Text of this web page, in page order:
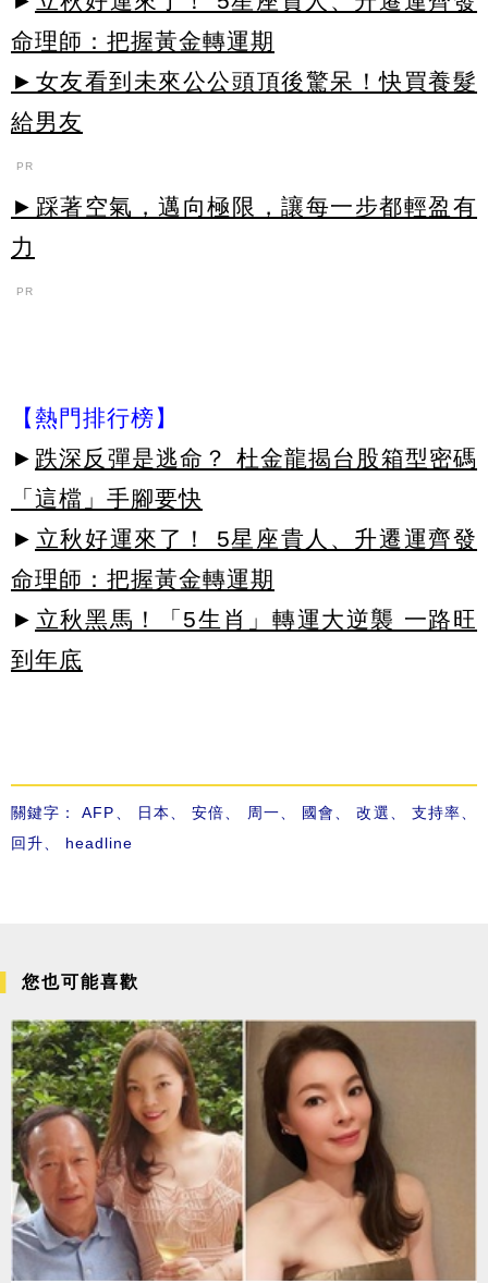
命理師：把握黃金轉運期
►女友看到未來公公頭頂後驚呆！快買養髮
給男友
PR
►踩著空氣，邁向極限，讓每一步都輕盈有
力
PR
【熱門排行榜】
► 跌深反彈是逃命？ 杜金龍揭台股箱型密碼
「這檔」手腳要快
► 立秋好運來了！ 5星座貴人、升遷運齊發
命理師：把握黃金轉運期
► 立秋黑馬！「5生肖」轉運大逆襲 一路旺
到年底
關鍵字：AFP 日本 、安倍 周一 國會 、改選 支持率
回升
headline
您也可能喜歡